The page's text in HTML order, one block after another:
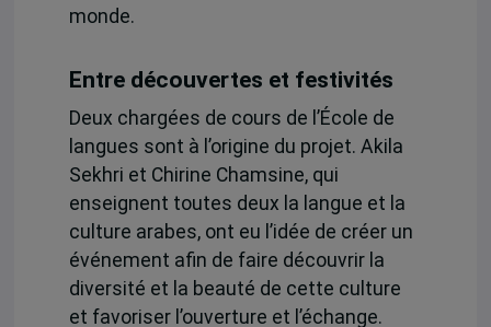
monde.
Entre découvertes et festivités
Deux chargées de cours de l’École de
langues sont à l’origine du projet. Akila
Sekhri et Chirine Chamsine, qui
enseignent toutes deux la langue et la
culture arabes, ont eu l’idée de créer un
événement afin de faire découvrir la
diversité et la beauté de cette culture
et favoriser l’ouverture et l’échange.